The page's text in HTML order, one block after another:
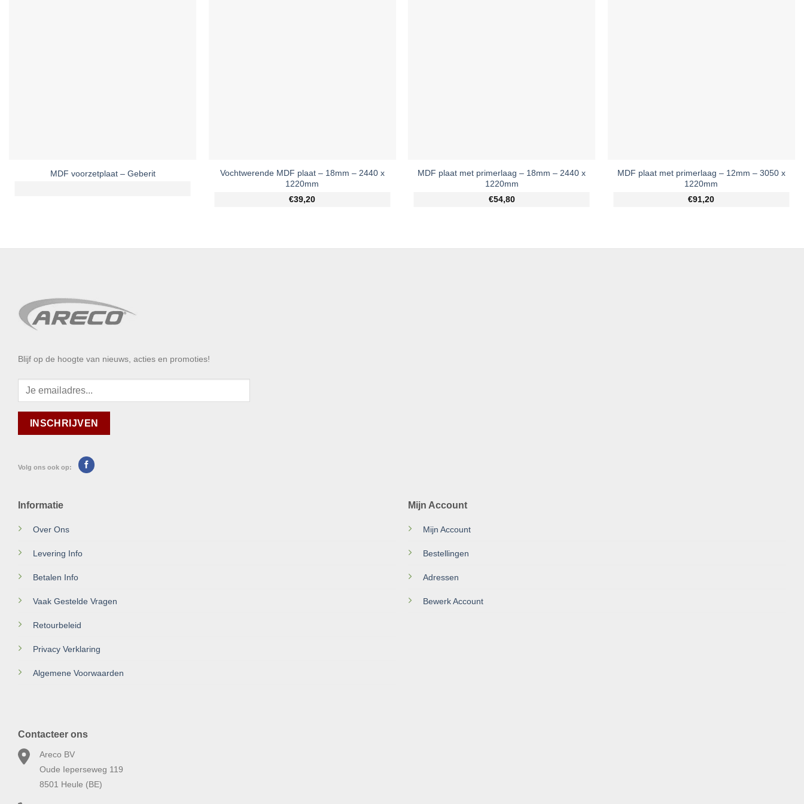
MDF voorzetplaat – Geberit
Vochtwerende MDF plaat – 18mm – 2440 x
1220mm
€39,20
MDF plaat met primerlaag – 18mm – 2440 x
1220mm
€54,80
MDF plaat met primerlaag – 12mm – 3050 x
1220mm
€91,20
Blijf op de hoogte van nieuws, acties en promoties!
Volg ons ook op:
Informatie
Over Ons
Levering Info
Betalen Info
Vaak Gestelde Vragen
Retourbeleid
Privacy Verklaring
Algemene Voorwaarden
Mijn Account
Mijn Account
Bestellingen
Adressen
Bewerk Account
Contacteer ons
Areco BV
Oude Ieperseweg 119
8501 Heule (BE)